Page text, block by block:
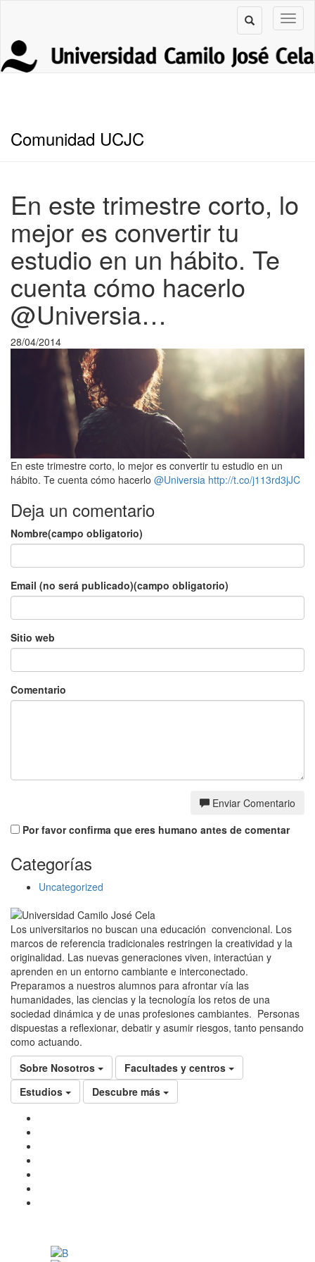
Comunidad UCJC
En este trimestre corto, lo
mejor es convertir tu
estudio en un hábito. Te
cuenta cómo hacerlo
@Universia…
28/04/2014
En este trimestre corto, lo mejor es convertir tu estudio en un
hábito. Te cuenta cómo hacerlo @Universia http://t.co/j113rd3jJC
Deja un comentario
Nombre(campo obligatorio)
Email (no será publicado)(campo obligatorio)
Sitio web
Comentario
Enviar Comentario
Por favor confirma que eres humano antes de comentar
Categorías
Uncategorized
Los universitarios no buscan una educación convencional. Los
marcos de referencia tradicionales restringen la creatividad y la
originalidad. Las nuevas generaciones viven, interactúan y
aprenden en un entorno cambiante e interconectado.
Preparamos a nuestros alumnos para afrontar vía las
humanidades, las ciencias y la tecnología los retos de una
sociedad dinámica y de unas profesiones cambiantes. Personas
dispuestas a reflexionar, debatir y asumir riesgos, tanto pensando
como actuando.
Sobre Nosotros
Facultades y centros
Estudios
Descubre más